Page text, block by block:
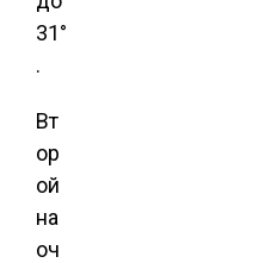
31°
.
Вт
ор
ой
на
оч